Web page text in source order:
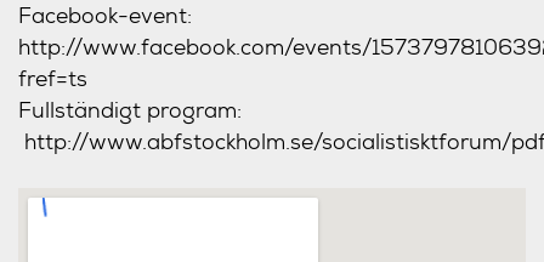
Facebook-event:
http://www.facebook.com/events/
fref=ts
Fullständigt program:
http://www.abfstockholm.se/socialistisktforum/